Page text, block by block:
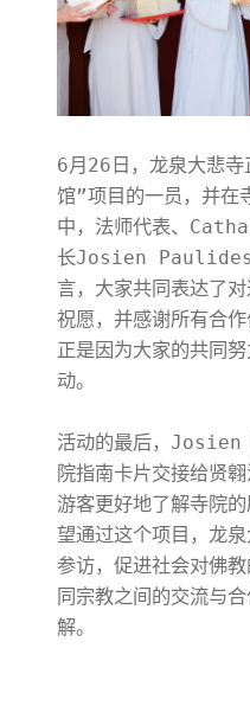
6月26日，龙泉大悲
馆”项目的一员，并在
中，法师代表、
长Josien Paulides
言，大家共同表达了
祝愿，并感谢所有合作
正是因为大家的共同
动。
活动的最后，
院指南卡片交接给贤
游客更好地了解寺院
望通过这个项目，龙
参访，促进社会对佛
同宗教之间的交流与
解。